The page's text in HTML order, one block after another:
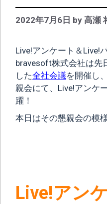
2022年7月6日 by 高瀬
Live!アンケート＆Live!
bravesoft株式会社は先
した全社会議を開催し
親会にて、Live!アンケ
躍！
本日はその懇親会の模
Live!アン